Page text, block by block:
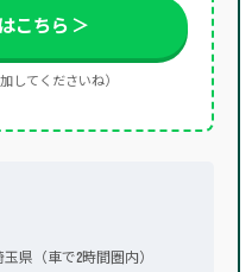
こちら ＞
してくださいね）
県（車で2時間圏内）